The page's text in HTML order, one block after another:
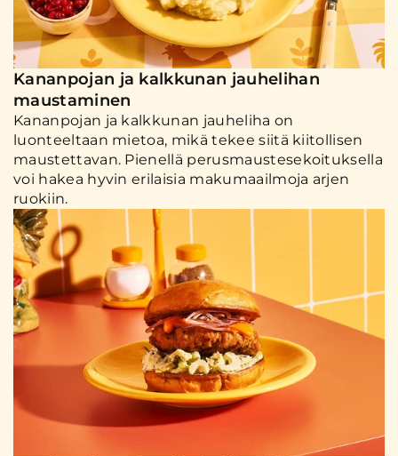
Kananpojan ja kalkkunan jauhelihan
maustaminen
Kananpojan ja kalkkunan jauheliha on
luonteeltaan mietoa, mikä tekee siitä kiitollisen
maustettavan. Pienellä perusmaustesekoituksella
voi hakea hyvin erilaisia makumaailmoja arjen
ruokiin.